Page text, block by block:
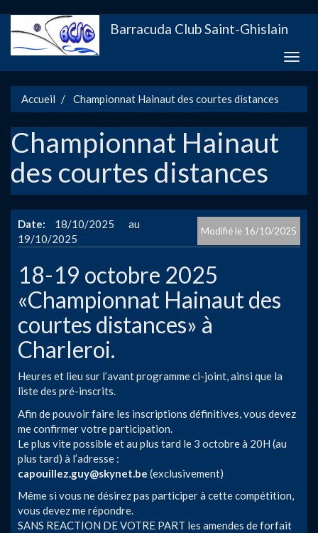
au
contenu
Barracuda Club Saint-Ghislain
Toggle
Accueil Championnat Hainaut des courtes distances
Championnat Hainaut
des courtes distances
16/10/2025
Date
18/10/2025
19/10/2025
18-19 octobre 2025
«Championnat Hainaut des
courtes distances» à
Charleroi.
Heures et lieu sur l’avant programme ci-joint, ainsi que la
liste des pré-inscrits.
Afin de pouvoir faire les inscriptions définitives, vous devez
me confirmer votre participation.
Le plus vite possible et au plus tard le 3 octobre à 20H (au
plus tard) à l’adresse :
capouillez.guy@skynet.be (exclusivement)
Même si vous ne désirez pas participer à cette compétition,
vous devez me répondre.
SANS REACTION DE VOTRE PART les amendes de forfait